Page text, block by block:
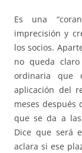
Es una
imprecisión y
los socios.
no queda
ordinaria que
aplicación del
meses después
que se da a
Dice que será
aclara si ese